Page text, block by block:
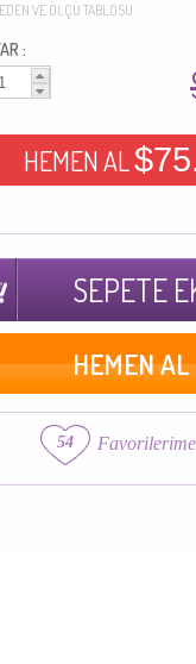
VE ÖLÇÜ TABLOSU
:
HEMEN AL
SEPETE
HEMEN AL
54